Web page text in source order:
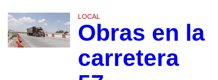
LOCAL
Obras en la
carretera